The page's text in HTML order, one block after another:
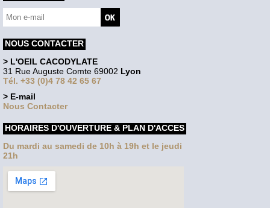
NOUS CONTACTER
> L'OEIL CACODYLATE
31 Rue Auguste Comte 69002 Lyon
Tél. +33 (0)4 78 42 65 67
> E-mail
Nous Contacter
HORAIRES D'OUVERTURE & PLAN D'ACCES
Du mardi au samedi de 10h à 19h et le jeudi
21h